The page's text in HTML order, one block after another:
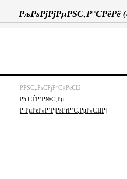
РљРѕРјРјРµРЅС‚Р°СРёРё (
РРЅС„РѕСРјР°С†РёСЏ
Рћ СЃР°Р№С‚Рµ
Р РµРєР»Р°РјРѕРґР°С‚РµР»СЏРј